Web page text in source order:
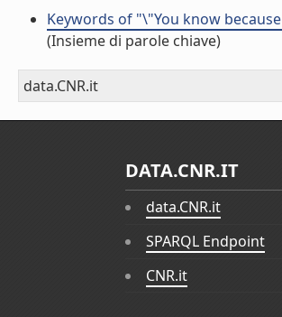
Keywords of "\"You know
(Insieme di parole chiave)
data.CNR.it
DATA.CNR.IT
data.CNR.it
SPARQL Endpoint
CNR.it